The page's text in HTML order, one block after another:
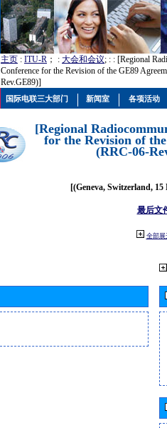
主页 : ITU-R ； : 大会和会议; : : [Regional
Conference for the Revision of the GE89
Rev.GE89)]
[Regional
for the Revision of
(RRC-06-
[(Geneva, Switzerland, 15
最后文
全部展
国际电联三大部门 新闻室 各项活动